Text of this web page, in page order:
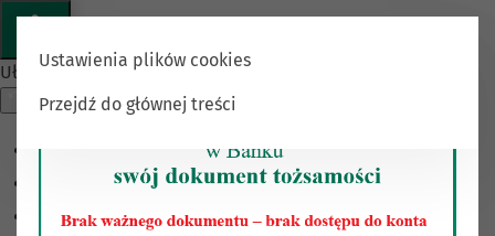
Ułatwienia dostępu
Monochromatyczny
Ciemny kontrast
Ustawienia plików cookies
Przejdź do głównej treści